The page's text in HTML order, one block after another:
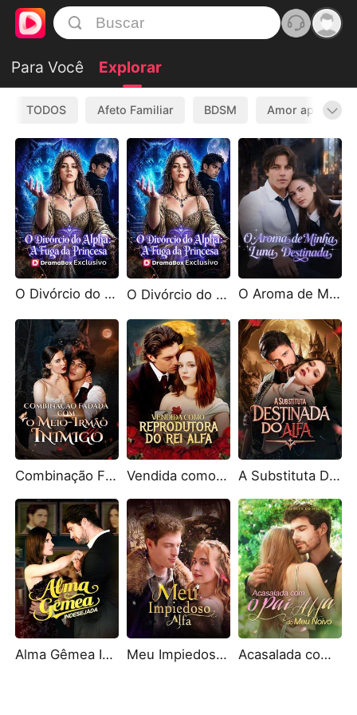
Para Você Explorar
TODOS Afeto Familiar BDSM Amor após
O Divórcio do Alpha: A Fuga da Princesa O Divórcio do Alpha: A Fuga da Princesa（Dublado） O Aroma de Minha Luna Destinada
Combinação Fadada com o Meio-Irmão Inimigo Vendida como Reprodutora do Rei Alfa A Substituta Destinada do Alfa
Alma Gêmea Indesejada (Dublado) Meu Impiedoso Alfa Acasalada com o Pai Alfa do Meu Noivo